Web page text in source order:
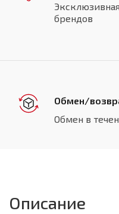
брендов
Обмен/
Обмен в
Описание